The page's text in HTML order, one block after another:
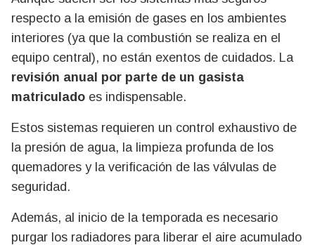
respecto a la emisión de gases en los ambientes
interiores (ya que la combustión se realiza en el
equipo central), no están exentos de cuidados. La
revisión anual por parte de un gasista
matriculado es indispensable.
Estos sistemas requieren un control exhaustivo de
la presión de agua, la limpieza profunda de los
quemadores y la verificación de las válvulas de
seguridad.
Además, al inicio de la temporada es necesario
purgar los radiadores para liberar el aire acumulado